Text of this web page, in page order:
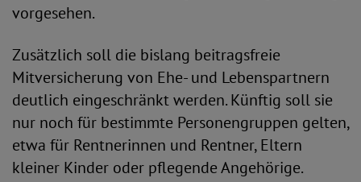
vorgesehen.
Zusätzlich soll die bislang beitragsfreie
Mitversicherung von Ehe- und Lebenspartnern
deutlich eingeschränkt werden. Künftig soll sie
nur noch für bestimmte Personengruppen gelten,
etwa für Rentnerinnen und Rentner, Eltern
kleiner Kinder oder pflegende Angehörige.